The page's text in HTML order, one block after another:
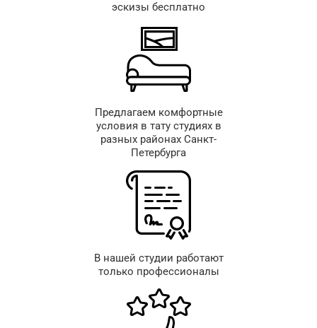
эскизы бесплатно
Предлагаем комфортные
условия в тату студиях в
разных районах Санкт-
Петербурга
В нашей студии работают
только профессионалы